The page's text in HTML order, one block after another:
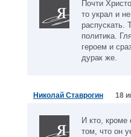
Почти
то украл и
распускать.
политика.
героем и
дурак же.
Николай Ставрогин 18
И кто, кроме
том, что он